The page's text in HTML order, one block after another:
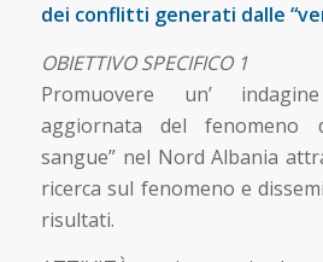
dei conflitti generati dalle
OBIETTIVO SPECIFICO 1
Promuovere un’
aggiornata del fenomeno
sangue” nel Nord Albania
ricerca sul fenomeno e
risultati.